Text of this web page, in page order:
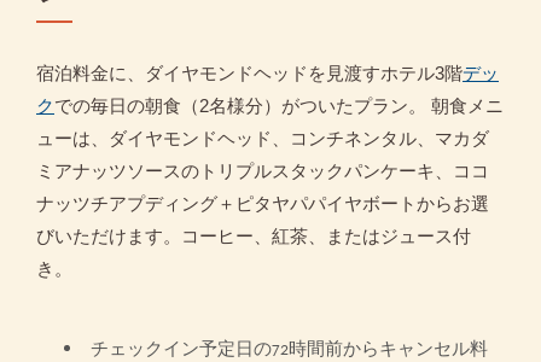
宿泊料金に、ダイヤ​モンドヘッドを見渡すホテル3階デッ
クでの毎日の朝食（2名様分）がついたプラン。 朝食メニ
ューは、ダイヤ​モンドヘッド、コンチネンタル、マカダ
ミアナッツソースのトリプルスタックパンケーキ、ココ
ナッツチアプディング＋ピタヤパパイヤボートからお選
びいただけます。コーヒー、紅茶、またはジュース付
き。
チェックイン予定日の72時間前からキャンセル料